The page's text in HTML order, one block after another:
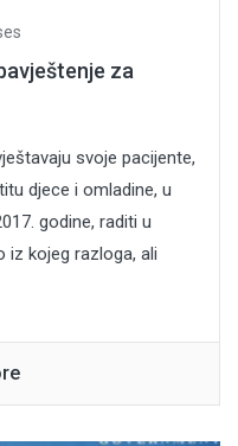
za
svoje pacijente,
djece i omladine, u
godine, raditi u
iz kojeg razloga, ali